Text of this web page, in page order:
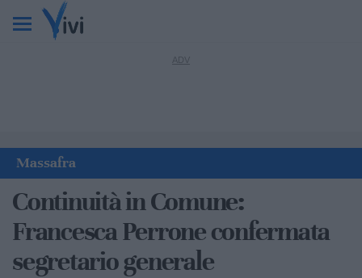
Massafra
Continuità in Comune:
Francesca Perrone confermata
segretario generale